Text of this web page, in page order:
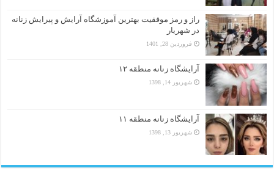
راز و رمز موفقیت بهترین آموزشگاه آرایش و پیرایش زنانه
در شهریار
فروردین 28, 1401
آرایشگاه زنانه منطقه ۱۲
شهریور 14, 1398
آرایشگاه زنانه منطقه ۱۱
شهریور 13, 1398